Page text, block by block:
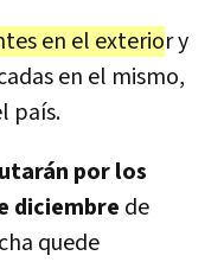
en el exterior y
en el mismo,
país.
por los
diciembre de
quede